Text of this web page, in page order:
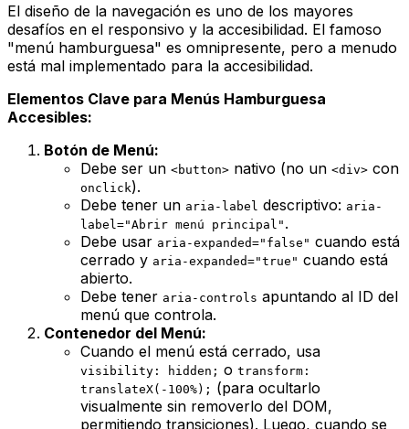
El diseño de la navegación es uno de los mayores
desafíos en el responsivo y la accesibilidad. El famoso
"menú hamburguesa" es omnipresente, pero a menudo
está mal implementado para la accesibilidad.
Elementos Clave para Menús Hamburguesa
Accesibles:
Botón de Menú:
Debe ser un <button> nativo (no un <div> con
onclick).
Debe tener un aria-label descriptivo: aria-
label="Abrir menú principal" .
Debe usar aria-expanded="false" cuando está
cerrado y aria-expanded="true" cuando está
abierto.
Debe tener aria-controls apuntando al ID del
menú que controla.
Contenedor del Menú:
Cuando el menú está cerrado, usa
visibility: hidden; o transform:
translateX(-100%); (para ocultarlo
visualmente sin removerlo del DOM,
permitiendo transiciones). Luego, cuando se